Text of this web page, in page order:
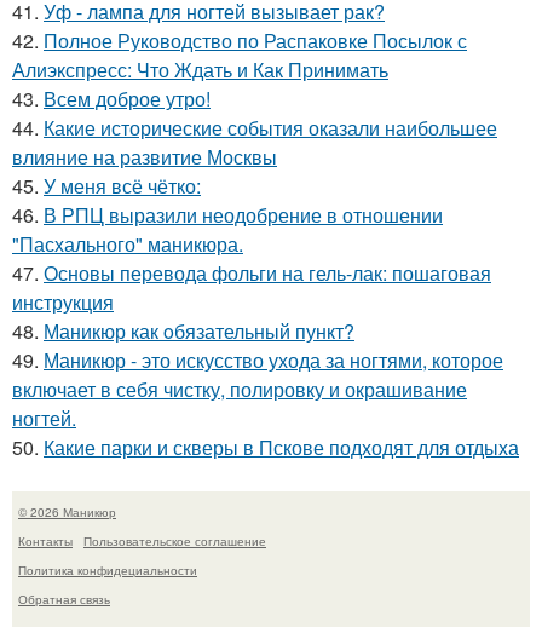
41. Уф - лампа для ногтей вызывает рак?
42. Полное Руководство по Распаковке Посылок с
Алиэкспресс: Что Ждать и Как Принимать
43. Всем доброе утро!
44. Какие исторические события оказали наибольшее
влияние на развитие Москвы
45. У меня всё чётко:
46. В РПЦ выразили неодобрение в отношении
"Пасхального" маникюра.
47. Основы перевода фольги на гель-лак: пошаговая
инструкция
48. Маникюр как oбязательный пункт?
49. Маникюр - это искусство ухода за ногтями, которое
включает в себя чистку, полировку и окрашивание
ногтей.
50. Какие парки и скверы в Пскове подходят для отдыха
© 2026 Маникюр
Контакты
Пользовательское соглашение
Политика конфидециальности
Обратная связь